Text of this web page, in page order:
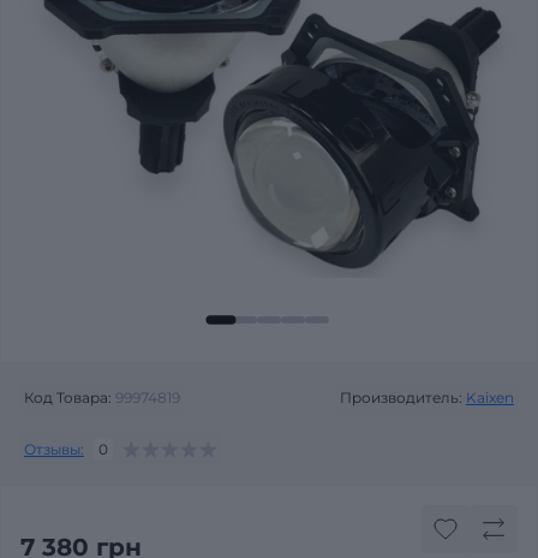
Код Товара: 99974819 Производитель: Kaixen
Отзывы: 0
7 380 грн